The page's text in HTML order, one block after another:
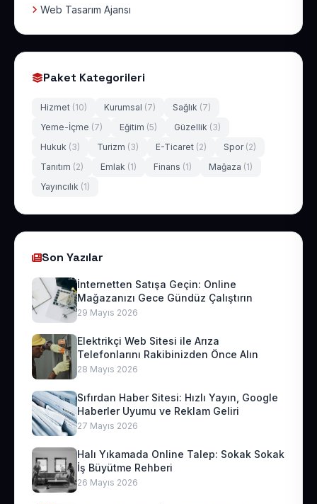
Web Tasarım Ajansı
Paket Kategorileri
Hizmet (10) Kurumsal (7) Sağlık (7)
Yeme-İçme (7) Eğitim (5) Güzellik (3)
Hukuk (3) Turizm (3) E-Ticaret (2) Spor (2)
Tanıtım (2) Emlak (1) Finans (1) Mağaza (1)
Yayıncılık (1)
Son Yazılar
İnternetten Satışa Geçin: Online
Mağazanızı Gece Gündüz Çalıştırın
29 Mayıs 2026
Elektrikçi Web Sitesi ile Arıza
Telefonlarını Rakibinizden Önce Alın
28 Mayıs 2026
Sıfırdan Haber Sitesi: Hızlı Yayın, Google
Haberler Uyumu ve Reklam Geliri
27 Mayıs 2026
Halı Yıkamada Online Talep: Sokak Sokak
İş Büyütme Rehberi
26 Mayıs 2026